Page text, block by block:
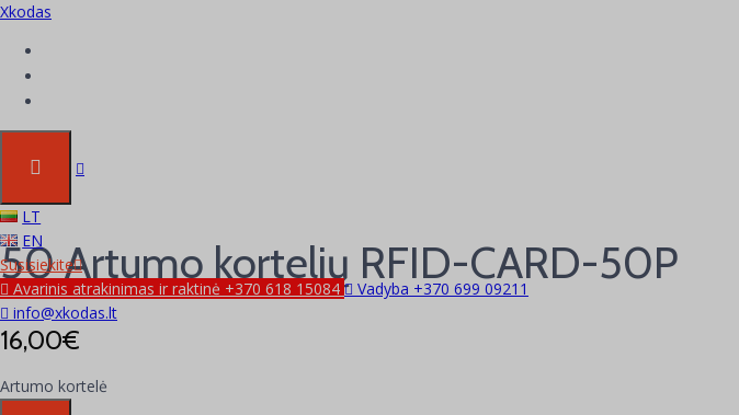
Xkodas
LT
EN
Susisiekite
Avarinis atrakinimas ir raktinė +370 618 15084
Vadyba +370 699 09211
info@xkodas.lt
Kortelės
50 Artumo kortelių RFID-CARD-50P
16,00€
Artumo kortelė